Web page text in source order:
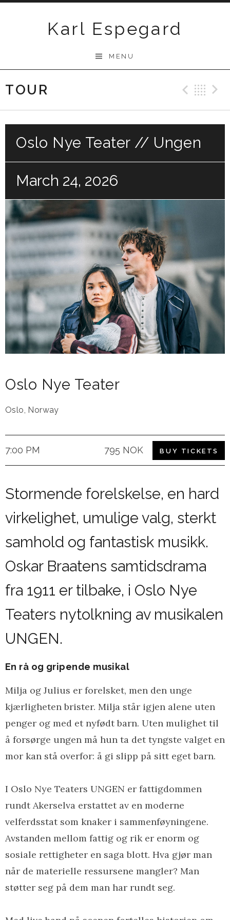
Karl Espegard
MENU
TOUR
Oslo Nye Teater // Ungen
March 24, 2026
Oslo Nye Teater
Oslo, Norway
7:00 PM 795 NOK BUY TICKETS
Stormende forelskelse, en hard
virkelighet, umulige valg, sterkt
samhold og fantastisk musikk.
Oskar Braatens samtidsdrama
fra 1911 er tilbake, i Oslo Nye
Teaters nytolkning av musikalen
UNGEN.
En rå og gripende musikal
Milja og Julius er forelsket, men den unge
kjærligheten brister. Milja står igjen alene uten
penger og med et nyfødt barn. Uten mulighet til
å forsørge ungen må hun ta det tyngste valget en
mor kan stå overfor: å gi slipp på sitt eget barn.
I Oslo Nye Teaters UNGEN er fattigdommen
rundt Akerselva erstattet av en moderne
velferdsstat som knaker i sammenføyningene.
Avstanden mellom fattig og rik er enorm og
sosiale rettigheter en saga blott. Hva gjør man
når de materielle ressursene mangler? Man
støtter seg på dem man har rundt seg.